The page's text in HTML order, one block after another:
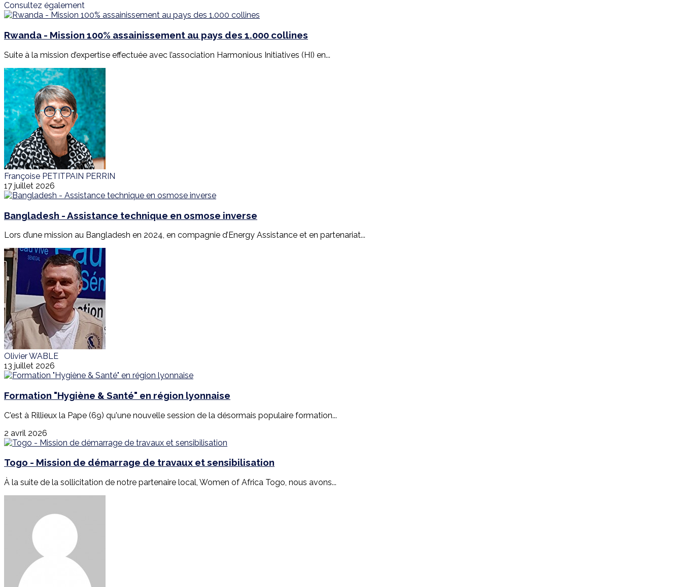
Consultez également
Rwanda - Mission 100% assainissement au pays des 1.000 collines
Suite à la mission d’expertise effectuée avec l’association Harmonious Initiatives (HI) en...
Françoise PETITPAIN PERRIN
17 juillet 2026
Bangladesh - Assistance technique en osmose inverse
Lors d’une mission au Bangladesh en 2024, en compagnie d’Energy Assistance et en partenariat...
Olivier WABLE
13 juillet 2026
Formation "Hygiène & Santé" en région lyonnaise
C'est à Rillieux la Pape (69) qu'une nouvelle session de la désormais populaire formation...
2 avril 2026
Togo - Mission de démarrage de travaux et sensibilisation
À la suite de la sollicitation de notre partenaire local, Women of Africa Togo, nous avons...